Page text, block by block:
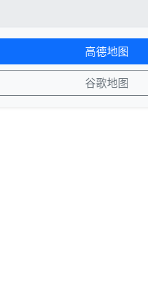
高德地图
谷歌地图